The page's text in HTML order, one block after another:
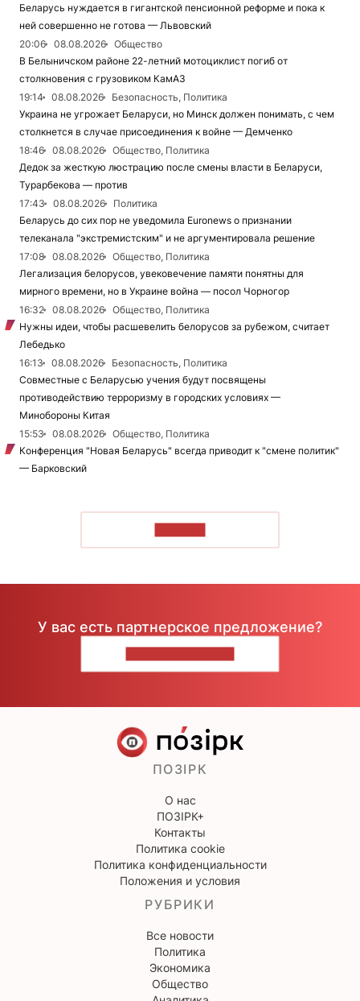
Беларусь нуждается в гигантской пенсионной реформе и пока к
ней совершенно не готова — Львовский
20:06
08.08.2026
Общество
В Белыничском районе 22-летний мотоциклист погиб от
столкновения с грузовиком КамАЗ
19:14
08.08.2026
Безопасность, Политика
Украина не угрожает Беларуси, но Минск должен понимать, с чем
столкнется в случае присоединения к войне — Демченко
18:46
08.08.2026
Общество, Политика
Дедок за жесткую люстрацию после смены власти в Беларуси,
Турарбекова — против
17:43
08.08.2026
Политика
Беларусь до сих пор не уведомила Euronews о признании
телеканала "экстремистским" и не аргументировала решение
17:08
08.08.2026
Общество, Политика
Легализация белорусов, увековечение памяти понятны для
мирного времени, но в Украине война — посол Чорногор
16:32
08.08.2026
Общество, Политика
Нужны идеи, чтобы расшевелить белорусов за рубежом, считает
Лебедько
16:13
08.08.2026
Безопасность, Политика
Совместные с Беларусью учения будут посвящены
противодействию терроризму в городских условиях —
Минобороны Китая
15:53
08.08.2026
Общество, Политика
Конференция "Новая Беларусь" всегда приводит к "смене политик"
— Барковский
У вас есть партнерское предложение?
ПОЗІРК
О нас
ПОЗІРК+
Контакты
Политика cookie
Политика конфиденциальности
Положения и условия
РУБРИКИ
Все новости
Политика
Экономика
Общество